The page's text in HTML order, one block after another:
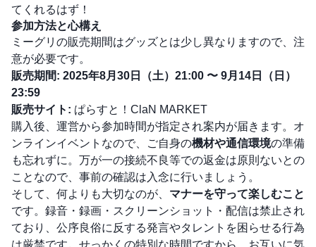
てくれるはず！
参加方法と心構え
ミーグリの販売期間はグッズとは少し異なりますので、注
意が必要です。
販売期間: 2025年8月30日（土）21:00 〜 9月14日（日）
23:59
販売サイト: ぱらすと！ClaN MARKET
購入後、運営から参加時間が指定され案内が届きます。オ
ンラインイベントなので、ご自身の機材や通信環境の準備
も忘れずに。万が一の接続不良等での返金は原則ないとの
ことなので、事前の確認は入念に行いましょう。
そして、何よりも大切なのが、 マナーを守って楽しむこと
です。録音・録画・スクリーンショット・配信は禁止され
ており、公序良俗に反する発言やタレントを困らせる行為